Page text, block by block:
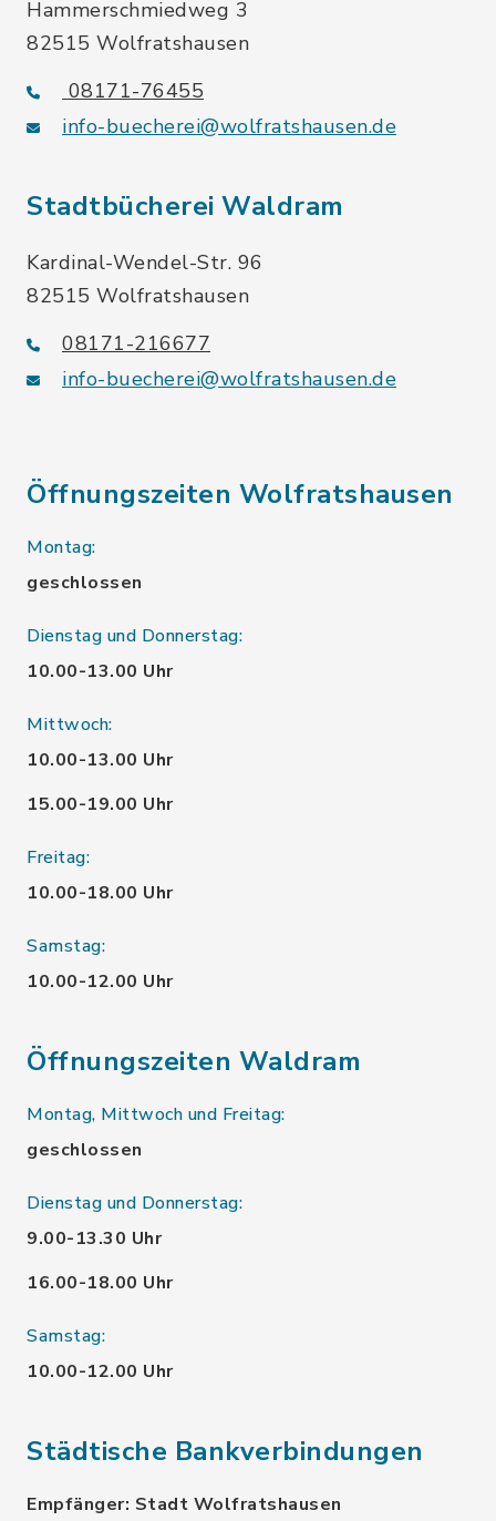
Hammerschmiedweg 3
82515 Wolfratshausen
08171-76455
info-buecherei@wolfratshausen.de
Stadtbücherei Waldram
Kardinal-Wendel-Str. 96
82515 Wolfratshausen
08171-216677
info-buecherei@wolfratshausen.de
Öffnungszeiten Wolfratshausen
Montag:
geschlossen
Dienstag und Donnerstag:
10.00-13.00 Uhr
Mittwoch:
10.00-13.00 Uhr
15.00-19.00 Uhr
Freitag:
10.00-18.00 Uhr
Samstag:
10.00-12.00 Uhr
Öffnungszeiten Waldram
Montag, Mittwoch und Freitag:
geschlossen
Dienstag und Donnerstag:
9.00-13.30 Uhr
16.00-18.00 Uhr
Samstag:
10.00-12.00 Uhr
Städtische Bankverbindungen
Empfänger: Stadt Wolfratshausen